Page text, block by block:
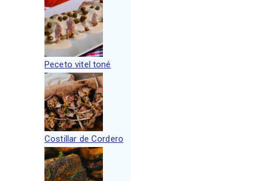
Peceto vitel toné
Costillar de Cordero